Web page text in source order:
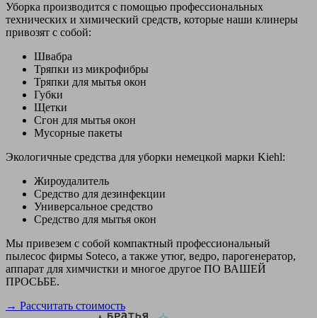
Уборка производится с помощью профессиональных
технических и химический средств, которые наши клинеры
привозят с собой:
Швабра
Тряпки из микрофибры
Тряпки для мытья окон
Губки
Щетки
Сгон для мытья окон
Мусорные пакеты
Экологичные средства для уборки немецкой марки Kiehl:
Жироудалитель
Средство для дезинфекции
Универсальное средство
Средство для мытья окон
Мы привезем с собой компактный профессиональный
пылесос фирмы Soteco, а также утюг, ведро, парогенератор,
аппарат для химчистки и многое другое ПО ВАШЕЙ
ПРОСЬБЕ.
→ Рассчитать стоимость